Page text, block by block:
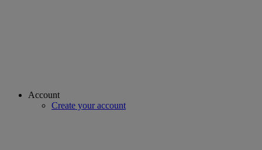
Account
Create your account